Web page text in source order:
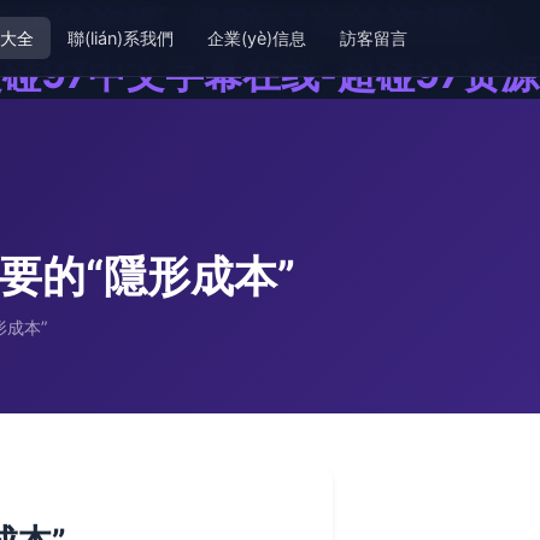
线资源-超碰97在线资源站-
97中文字幕在线-超碰97资源
全 聯(lián)系我們 企業(yè)信息 訪客留言
的“隱形成本”
本”